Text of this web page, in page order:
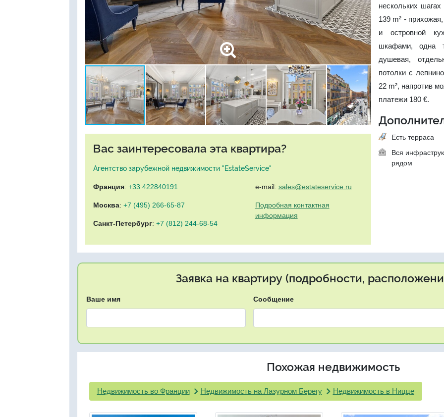
Вас заинтересовала эта квартира?
Агентство зарубежной недвижимости "EstateService"
Франция: +33 422840191
Москва: +7 (495) 266-65-87
Санкт-Петербург: +7 (812) 244-68-54
e-mail: sales@estateservice.ru
Подробная контактная
информация
нескольких
139 m² -
и островной
шкафами, одна
душевая,
потолки с
22 m², напротив
платежи 180 €.
Есть терраса
Вся
рядом
Заявка на квартиру (подробности,
Ваше имя Сообщение
Похожая недвижимость
Недвижимость во Франции Недвижимость на Лазурном Берегу Недвижимость в Ницце